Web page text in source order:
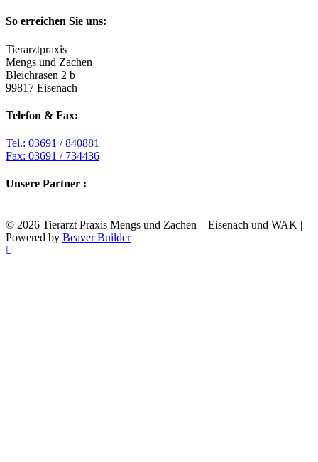
So erreichen Sie uns:
Tierarztpraxis
Mengs und Zachen
Bleichrasen 2 b
99817 Eisenach
Telefon & Fax:
Tel.: 03691 / 840881
Fax: 03691 / 734436
Unsere Partner :
© 2026 Tierarzt Praxis Mengs und Zachen – Eisenach und WAK |
Powered by Beaver Builder